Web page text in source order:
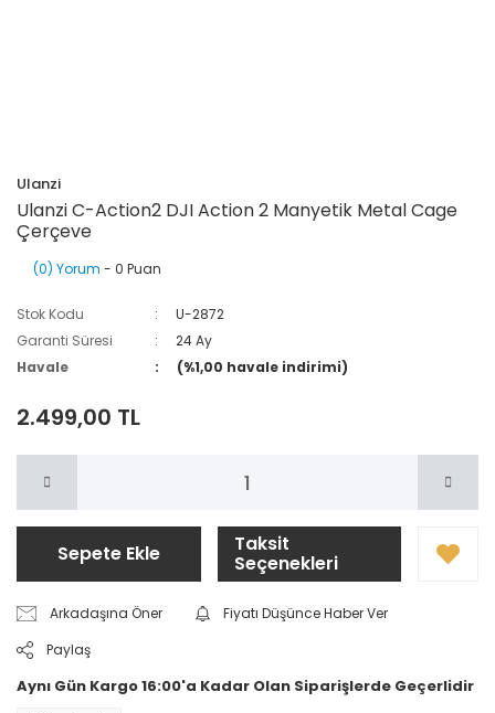
Ulanzi
Ulanzi C-Action2 DJI Action 2 Manyetik Metal Cage
Çerçeve
(0) Yorum - 0 Puan
Stok Kodu
U-2872
Garanti Süresi
24 Ay
Havale
(%1,00 havale indirimi)
2.499,00 TL
Sepete Ekle Taksit
Seçenekleri
Arkadaşına Öner
Fiyatı Düşünce Haber Ver
Paylaş
Aynı Gün Kargo 16:00'a Kadar Olan Siparişlerde Geçerlidir